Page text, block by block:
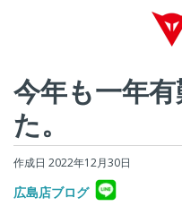
今年も一年
た。
作成日 2022年12月30日
広島店ブログ